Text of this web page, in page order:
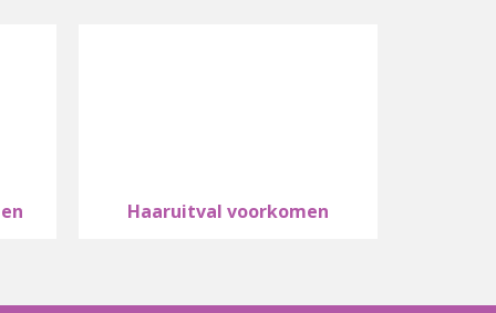
Haaruitval voorkomen